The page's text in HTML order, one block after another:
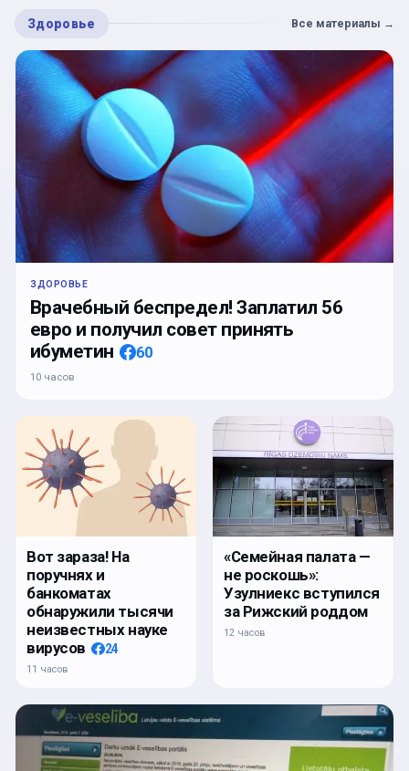
Здоровье Все материалы →
ЗДОРОВЬЕ
Врачебный беспредел! Заплатил 56
евро и получил совет принять
ибуметин
60
10 часов
Вот зараза! На
поручнях и
банкоматах
обнаружили тысячи
неизвестных науке
вирусов
24
11 часов
«Семейная палата —
не роскошь»:
Узулниекс вступился
за Рижский роддом
12 часов